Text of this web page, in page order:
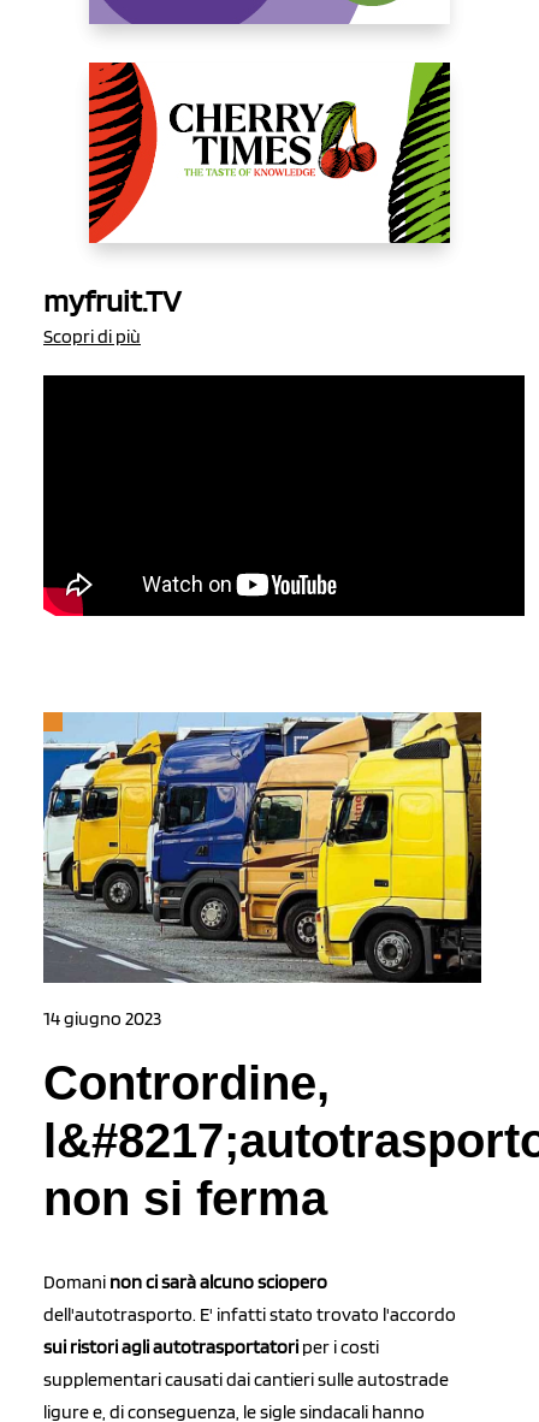
myfruit.TV
Scopri di più
14 giugno 2023
Contrordine,
non si ferma
Domani non ci sarà alcuno sciopero
dell'autotrasporto. E' infatti stato trovato l'accordo
sui ristori agli autotrasportatori per i costi
supplementari causati dai cantieri sulle autostrade
ligure e, di conseguenza, le sigle sindacali hanno